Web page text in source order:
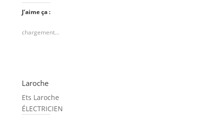
J’aime ça :
chargement…
Laroche
Ets Laroche
ÉLECTRICIEN